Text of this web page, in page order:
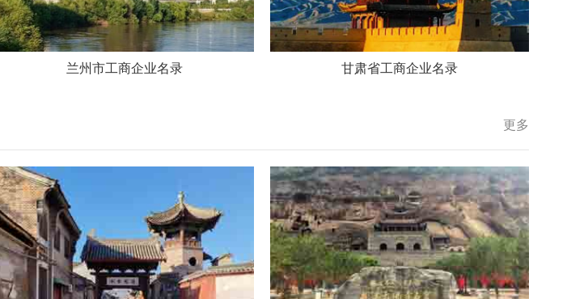
兰州市工商企业名录 甘肃省工商企业名录
更多